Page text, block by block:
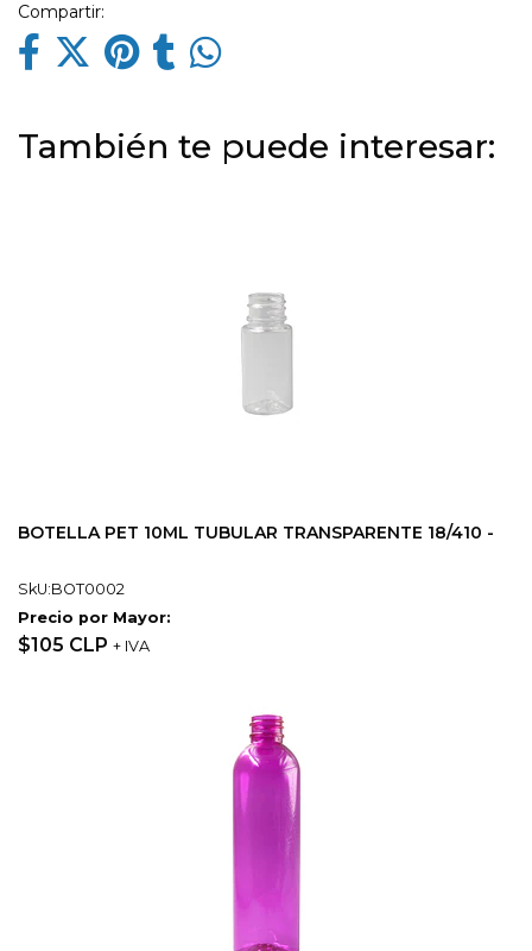
Compartir:
También te puede interesar:
BOTELLA PET 10ML TUBULAR TRANSPARENTE 18/410 -
SkU:BOT0002
Precio por Mayor:
$105 CLP + IVA